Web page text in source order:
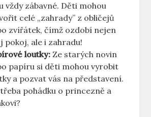
⁤vždy zábavné. Děti ​mohou
celé „zahrady” z obličejů
zvířátek, ⁢čímž ​ozdobí nejen
pokoj, ale i zahradu!
loutky: Ze starých novin
papíru si děti mohou vyrobit‌
a pozvat vás na představení.
pohádku‌ o princezně a